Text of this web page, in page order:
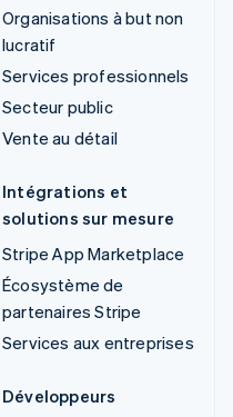
Organisations à but non
lucratif
Services professionnels
Secteur public
Vente au détail
Intégrations et
solutions sur mesure
Stripe App Marketplace
Écosystème de
partenaires Stripe
Services aux entreprises
Développeurs